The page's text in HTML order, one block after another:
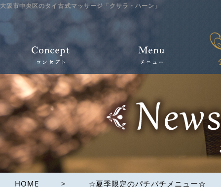
大阪市中央区のタイ古式マッサージ「クサラ・ハーン」
HOME > ☆夏季限定のパチパチメニュー☆